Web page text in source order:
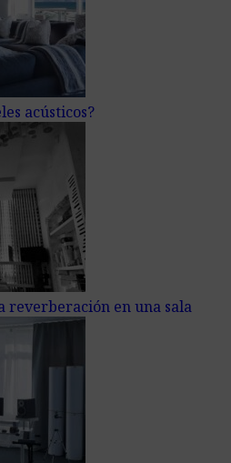
acústicos?
reverberación en una sala